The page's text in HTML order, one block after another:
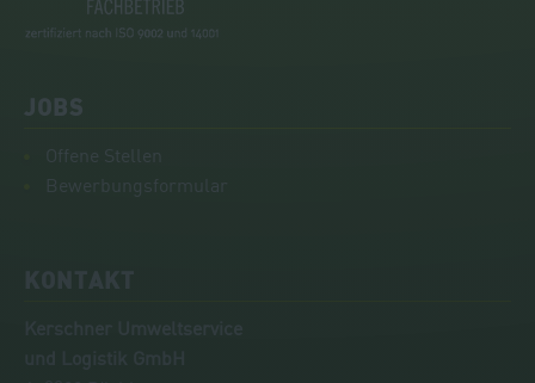
JOBS
Offene Stellen
Bewerbungsformular